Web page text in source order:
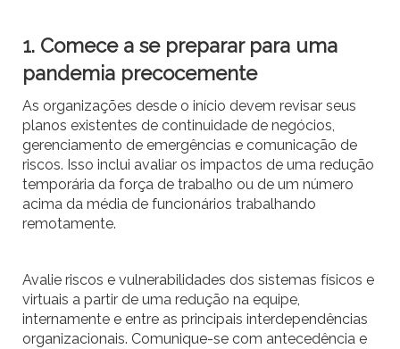
1. Comece a se preparar para uma
pandemia precocemente
As organizações desde o início devem revisar seus
planos existentes de continuidade de negócios,
gerenciamento de emergências e comunicação de
riscos. Isso inclui avaliar os impactos de uma redução
temporária da força de trabalho ou de um número
acima da média de funcionários trabalhando
remotamente.
Avalie riscos e vulnerabilidades dos sistemas físicos e
virtuais a partir de uma redução na equipe,
internamente e entre as principais interdependências
organizacionais. Comunique-se com antecedência e